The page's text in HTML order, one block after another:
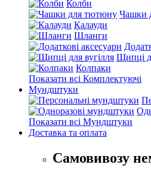
Колби
Чашки
Калауди
Шланги
Щипці
Колпаки
Показати всі Комплектуючі
Мундштуки
Показати всі Мундштуки
Доставка та оплата
Самовивозу